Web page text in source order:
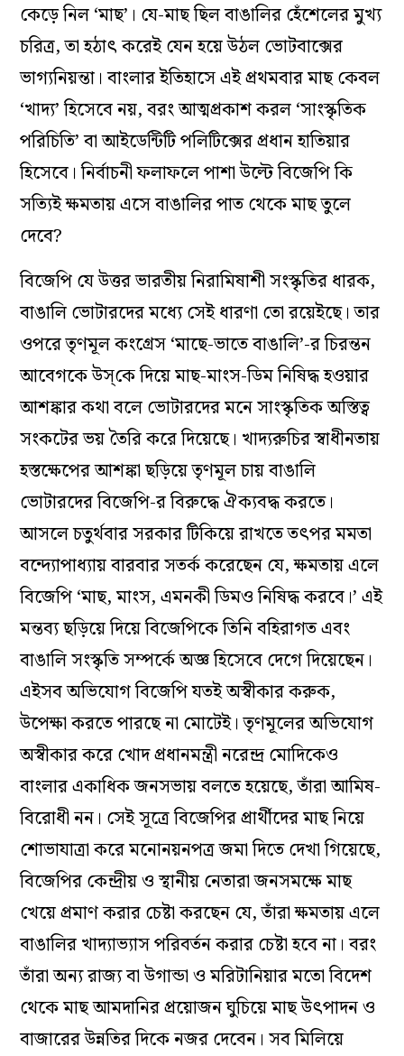
কেড়ে নিল ‘মাছ’। যে-মাছ ছিল বাঙালির হেঁশেলের মুখ্য
চরিত্র, তা হঠাৎ করেই যেন হয়ে উঠল ভোটবাক্সের
ভাগ্যনিয়ন্তা। বাংলার ইতিহাসে এই প্রথমবার মাছ কেবল
‘খাদ্য’ হিসেবে নয়, বরং আত্মপ্রকাশ করল ‘সাংস্কৃতিক
পরিচিতি’ বা আইডেন্টিটি পলিটিক্সের প্রধান হাতিয়ার
হিসেবে। নির্বাচনী ফলাফলে পাশা উল্টে বিজেপি কি
সত্যিই ক্ষমতায় এসে বাঙালির পাত থেকে মাছ তুলে
দেবে?
বিজেপি যে উত্তর ভারতীয় নিরামিষাশী সংস্কৃতির ধারক,
বাঙালি ভোটারদের মধ্যে সেই ধারণা তো রয়েইছে। তার
ওপরে তৃণমূল কংগ্রেস ‘মাছে-ভাতে বাঙালি’-র চিরন্তন
আবেগকে উস্‌কে দিয়ে মাছ-মাংস-ডিম নিষিদ্ধ হওয়ার
আশঙ্কার কথা বলে ভোটারদের মনে সাংস্কৃতিক অস্তিত্ব
সংকটের ভয় তৈরি করে দিয়েছে। খাদ্যরুচির স্বাধীনতায়
হস্তক্ষেপের আশঙ্কা ছড়িয়ে তৃণমূল চায় বাঙালি
ভোটারদের বিজেপি-র বিরুদ্ধে ঐক্যবদ্ধ করতে।
আসলে চতুর্থবার সরকার টিকিয়ে রাখতে তৎপর মমতা
বন্দ্যোপাধ্যায় বারবার সতর্ক করেছেন যে, ক্ষমতায় এলে
বিজেপি ‘মাছ, মাংস, এমনকী ডিমও নিষিদ্ধ করবে।’ এই
মন্তব্য ছড়িয়ে দিয়ে বিজেপিকে তিনি বহিরাগত এবং
বাঙালি সংস্কৃতি সম্পর্কে অজ্ঞ হিসেবে দেগে দিয়েছেন।
এইসব অভিযোগ বিজেপি যতই অস্বীকার করুক,
উপেক্ষা করতে পারছে না মোটেই। তৃণমূলের অভিযোগ
অস্বীকার করে খোদ প্রধানমন্ত্রী নরেন্দ্র মোদিকেও
বাংলার একাধিক জনসভায় বলতে হয়েছে, তাঁরা আমিষ-
বিরোধী নন। সেই সূত্রে বিজেপির প্রার্থীদের মাছ নিয়ে
শোভাযাত্রা করে মনোনয়নপত্র জমা দিতে দেখা গিয়েছে,
বিজেপির কেন্দ্রীয় ও স্থানীয় নেতারা জনসমক্ষে মাছ
খেয়ে প্রমাণ করার চেষ্টা করছেন যে, তাঁরা ক্ষমতায় এলে
বাঙালির খাদ্যাভ্যাস পরিবর্তন করার চেষ্টা হবে না। বরং
তাঁরা অন্য রাজ্য বা উগান্ডা ও মরিটানিয়ার মতো বিদেশ
থেকে মাছ আমদানির প্রয়োজন ঘুচিয়ে মাছ উৎপাদন ও
বাজারের উন্নতির দিকে নজর দেবেন। সব মিলিয়ে